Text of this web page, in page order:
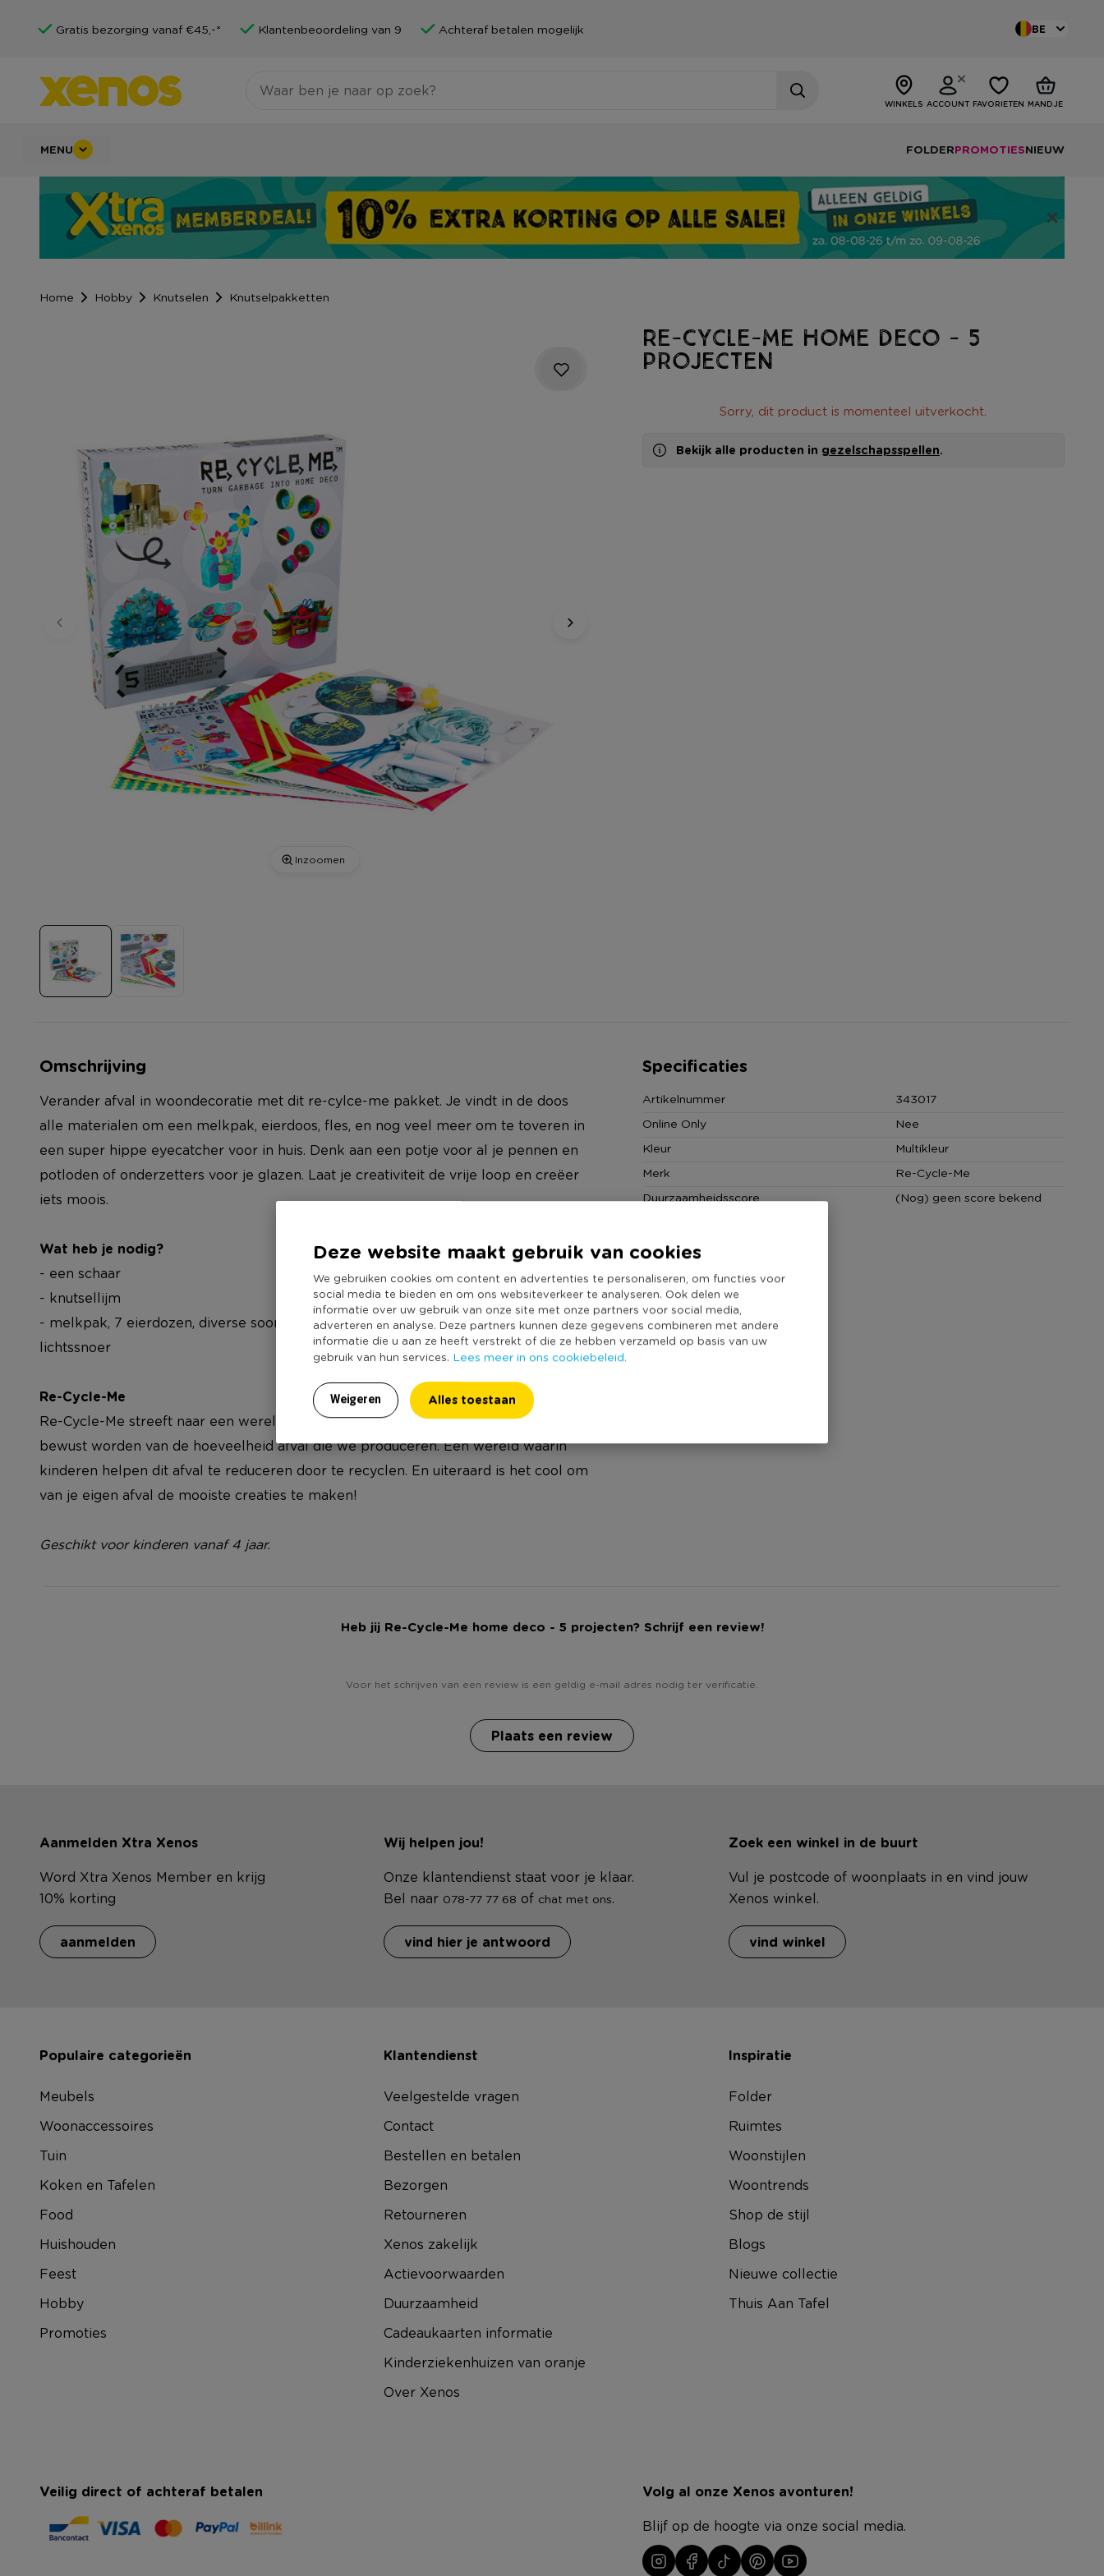
Deze website maakt gebruik van cookies
We gebruiken cookies om content en advertenties te personaliseren, om functies voor
social media te bieden en om ons websiteverkeer te analyseren. Ook delen we
informatie over uw gebruik van onze site met onze partners voor social media,
adverteren en analyse. Deze partners kunnen deze gegevens combineren met andere
informatie die u aan ze heeft verstrekt of die ze hebben verzameld op basis van uw
gebruik van hun services. Lees meer in ons cookiebeleid.
Weigeren Alles toestaan
Gratis bezorging vanaf €45,-* Klantenbeoordeling van 9 Achteraf betalen mogelijk BE
WINKELS ACCOUNT FAVORIETEN MANDJE
MENU FOLDERPROMOTIESNIEUW
Home Hobby Knutselen Knutselpakketten
Inzoomen
Re-Cycle-Me home deco - 5
projecten
Sorry, dit product is momenteel uitverkocht.
Bekijk alle producten in gezelschapsspellen.
Omschrijving
Verander afval in woondecoratie met dit re-cylce-me pakket. Je vindt in de doos
alle materialen om een melkpak, eierdoos, fles, en nog veel meer om te toveren in
een super hippe eyecatcher voor in huis. Denk aan een potje voor al je pennen en
potloden of onderzetters voor je glazen. Laat je creativiteit de vrije loop en creëer
iets moois.
Wat heb je nodig?
- een schaar
- knutsellijm
- melkpak, 7 eierdozen, diverse soorten blikken, 1 verfblik van 2.5L, 3 grote flessen,
lichtssnoer
Re-Cycle-Me
Re-Cycle-Me streeft naar een wereld waarin kinderen & hun ouders zich meer
bewust worden van de hoeveelheid afval die we produceren. Een wereld waarin
kinderen helpen dit afval te reduceren door te recyclen. En uiteraard is het cool om
van je eigen afval de mooiste creaties te maken!
Geschikt voor kinderen vanaf 4 jaar.
Specificaties
Artikelnummer
343017
Online Only
Nee
Kleur
Multikleur
Merk
Re-Cycle-Me
Duurzaamheidsscore
(Nog) geen score bekend
Heb jij Re-Cycle-Me home deco - 5 projecten? Schrijf een review!
Voor het schrijven van een review is een geldig e-mail adres nodig ter verificatie.
Plaats een review
Aanmelden Xtra Xenos
Word Xtra Xenos Member en krijg
10% korting
aanmelden
Wij helpen jou!
Onze klantendienst staat voor je klaar.
Bel naar 078-77 77 68 of chat met ons.
vind hier je antwoord
Zoek een winkel in de buurt
Vul je postcode of woonplaats in en vind jouw
Xenos winkel.
vind winkel
Populaire categorieën
Meubels
Woonaccessoires
Tuin
Koken en Tafelen
Food
Huishouden
Feest
Hobby
Promoties
Klantendienst
Veelgestelde vragen
Contact
Bestellen en betalen
Bezorgen
Retourneren
Xenos zakelijk
Actievoorwaarden
Duurzaamheid
Cadeaukaarten informatie
Kinderziekenhuizen van oranje
Over Xenos
Inspiratie
Folder
Ruimtes
Woonstijlen
Woontrends
Shop de stijl
Blogs
Nieuwe collectie
Thuis Aan Tafel
Veilig direct of achteraf betalen Volg al onze Xenos avonturen!
Blijf op de hoogte via onze social media.